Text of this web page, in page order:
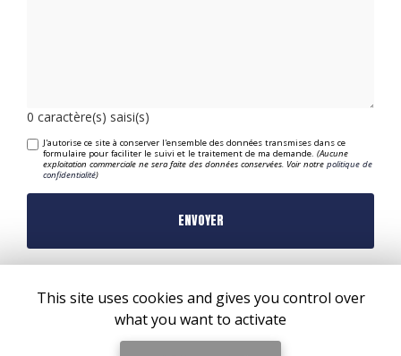
0 caractère(s) saisi(s)
J'autorise ce site à conserver l'ensemble des données transmises dans ce
formulaire pour faciliter le suivi et le traitement de ma demande.(Aucune
exploitation commerciale ne sera faite des données conservées. Voir notrepolitique de
confidentialité)
This site uses cookies and gives you control over
what you want to activate